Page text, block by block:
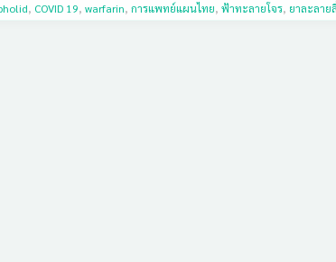
, COVID 19,warfarin,การแพทย์แผนไทย,ฟ้าทะลายโจร, ยาละลาย